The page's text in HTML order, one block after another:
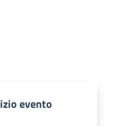
evento